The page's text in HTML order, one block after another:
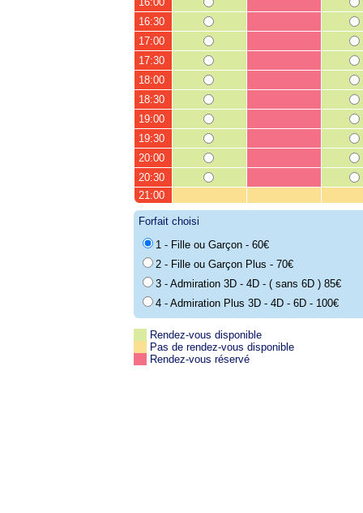
16:30
17:00
17:30
18:00
18:30
19:00
19:30
20:00
20:30
21:00
Forfait choisi
1 - Fille ou Garçon - 60€
2 - Fille ou Garçon Plus - 70€
3 - Admiration 3D - 4D - ( sans 6D ) 85€
4 - Admiration Plus 3D - 4D - 6D - 100€
Rendez-vous disponible
Pas de rendez-vous disponible
Rendez-vous réservé